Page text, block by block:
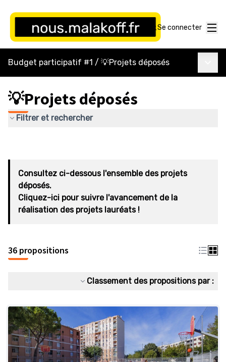
Se connecter
Budget participatif #1 / 💡Projets déposés
💡Projets déposés
Filtrer et rechercher
Consultez ci-dessous l'ensemble des projets
déposés.
Cliquez-ici pour suivre l'avancement de la
réalisation des projets lauréats !
36 propositions
Classement des propositions par :